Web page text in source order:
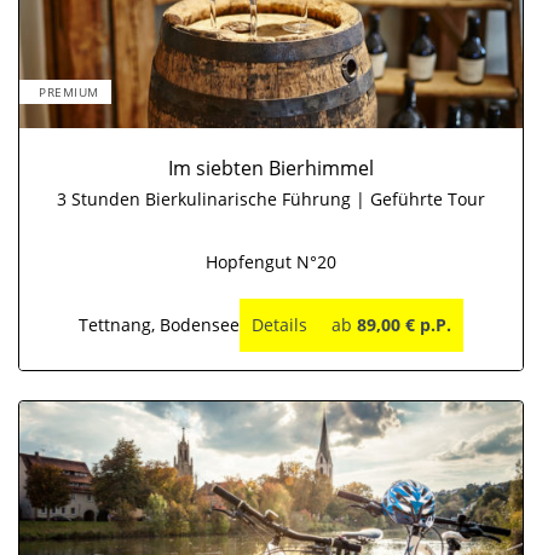
PREMIUM
Im siebten Bierhimmel
3 Stunden Bierkulinarische Führung | Geführte Tour
Hopfengut N°20
Tettnang, Bodensee Details ab 89,00 € p.P.